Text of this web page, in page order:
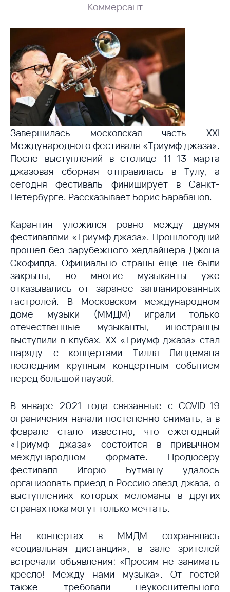
Коммерсант
Завершилась московская часть XXI
Международного фестиваля «Триумф джаза».
После выступлений в столице 11–13 марта
джазовая сборная отправилась в Тулу, а
сегодня фестиваль финиширует в Санкт-
Петербурге. Рассказывает Борис Барабанов.
Карантин уложился ровно между двумя
фестивалями «Триумф джаза». Прошлогодний
прошел без зарубежного хедлайнера Джона
Скофилда. Официально страны еще не были
закрыты, но многие музыканты уже
отказывались от заранее запланированных
гастролей. В Московском международном
доме музыки (ММДМ) играли только
отечественные музыканты, иностранцы
выступили в клубах. XX «Триумф джаза» стал
наряду с концертами Тилля Линдемана
последним крупным концертным событием
перед большой паузой.
В январе 2021 года связанные с COVID-19
ограничения начали постепенно снимать, а в
феврале стало известно, что ежегодный
«Триумф джаза» состоится в привычном
международном формате. Продюсеру
фестиваля Игорю Бутману удалось
организовать приезд в Россию звезд джаза, о
выступлениях которых меломаны в других
странах пока могут только мечтать.
На концертах в ММДМ сохранялась
«социальная дистанция», в зале зрителей
встречали объявления: «Просим не занимать
кресло! Между нами музыка». От гостей
также требовали неукоснительного